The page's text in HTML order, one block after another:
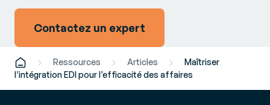
Contactez un expert
Ressources Articles
Maîtriser
l’intégration EDI pour l’efficacité des affaires